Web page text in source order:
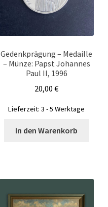
Gedenkprägung – Medaille
– Münze: Papst Johannes
Paul II, 1996
20,00€
Lieferzeit:3 - 5 Werktage
In den Warenkorb